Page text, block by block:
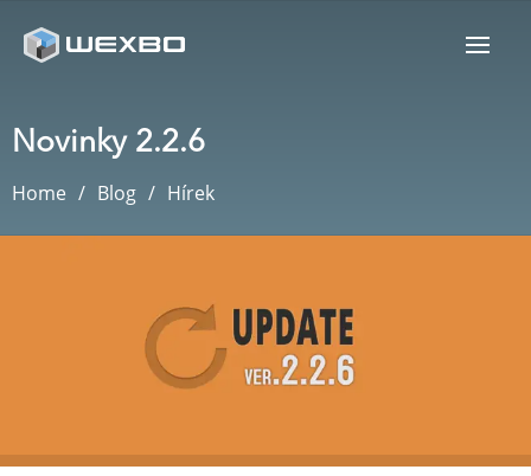
Novinky 2.2.6
Home Blog Hírek